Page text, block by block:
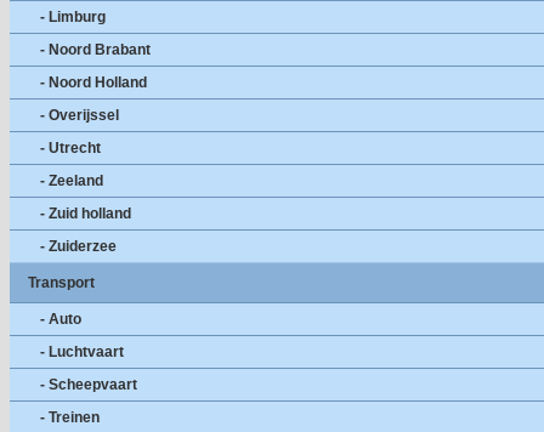
- Limburg
- Noord Brabant
- Noord Holland
- Overijssel
- Utrecht
- Zeeland
- Zuid holland
- Zuiderzee
Transport
- Auto
- Luchtvaart
- Scheepvaart
- Treinen